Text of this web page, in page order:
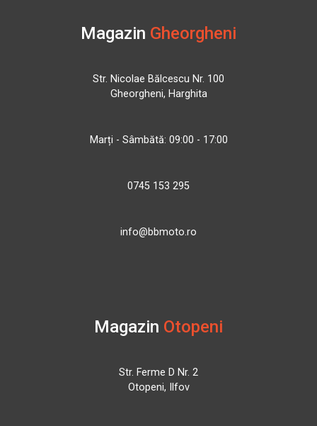
Magazin Gheorgheni
Str. Nicolae Bălcescu Nr. 100
Gheorgheni, Harghita
Marți - Sâmbătă: 09:00 - 17:00
0745 153 295
info@bbmoto.ro
Magazin Otopeni
Str. Ferme D Nr. 2
Otopeni, Ilfov